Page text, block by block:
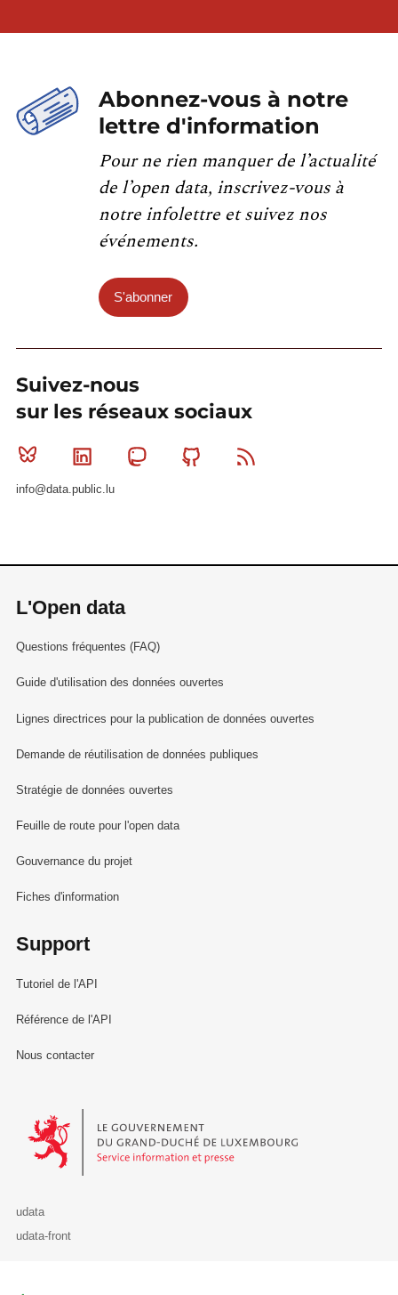
Abonnez-vous à notre
lettre d'information
Pour ne rien manquer de l’actualité
de l’open data, inscrivez-vous à
notre infolettre et suivez nos
événements.
S'abonner
Suivez-nous
sur les réseaux sociaux
Bluesky Linkedin MastodonGithub
info@data.public.lu
L'Open data
Questions fréquentes (FAQ)
Guide d'utilisation des données ouvertes
Lignes directrices pour la publication de données ouvertes
Demande de réutilisation de données publiques
Stratégie de données ouvertes
Feuille de route pour l'open data
Gouvernance du projet
Fiches d'information
Support
Tutoriel de l'API
Référence de l'API
Nous contacter
Le Gouvernement du Grand-Duché de Luxembourg - Service
udata
udata-front